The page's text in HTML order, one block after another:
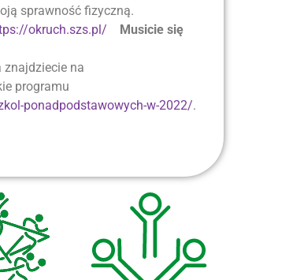
sprawność fizyczną.
okruch.szs.pl/
Musicie się
znajdziecie na
programu
ponadpodstawowych-w-2022/.